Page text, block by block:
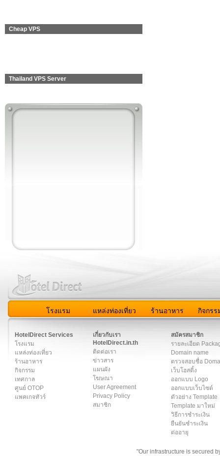
Cheap VPS
Thailand VPS Server
โรงแรม แหล่งท่องเที่ยว ร้านอาหาร กิจกรร
HotelDirect Services
โรงแรม
แหล่งท่องเที่ยว
ร้านอาหาร
กิจกรรม
เทศกาล
ศูนย์ OTOP
แพคเกจทัวร์
เกี่ยวกับเรา
HotelDirect.in.th
ติดต่อเรา
ข่าวสาร
แผนผัง
โฆษณา
User Agreement
Privacy Policy
สมาชิก
สมัครสมาชิก
รายละเอียด
Domain name
ตรวจสอบชื่อ
เว็บโฮสติ้ง
ออกแบบ Logo
ออกแบบเว็บไซต์
ตัวอย่าง Template
Template มาใหม่
วิธีการชำระเงิน
ยืนยันชำระเงิน
ต่ออายุ
"Our infrastructure is secured